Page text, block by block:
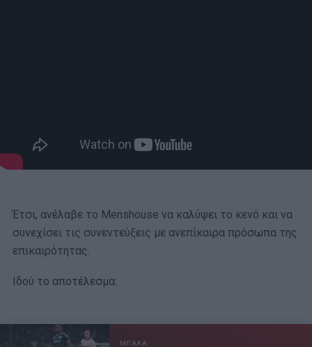
Έτσι, ανέλαβε το Menshouse να καλύψει το κενό και να
συνεχίσει τις συνεντεύξεις με ανεπίκαιρα πρόσωπα της
επικαιρότητας.
Ιδού το αποτέλεσμα:
ΜΠΑΛΑ